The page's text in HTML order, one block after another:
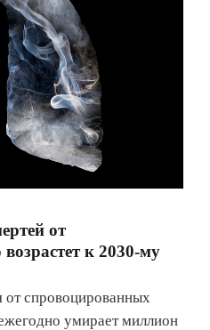
от
к 2030-му
от спровоцированных
умирает миллион